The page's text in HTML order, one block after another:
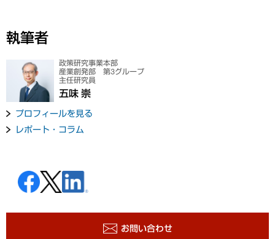
執筆者
政策研究事業本部
産業創発部 第3グループ
主任研究員
五味 崇
プロフィールを見る
レポート・コラム
お問い合わせ